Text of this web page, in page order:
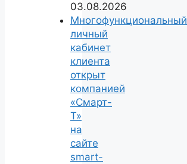
03.08.2026
Многофункциональный
личный
кабинет
клиента
открыт
компанией
«Смарт-
Т»
на
сайте
smart-